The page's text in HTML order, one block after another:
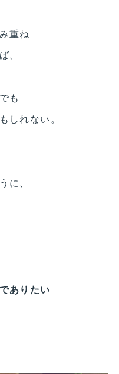
重ね
、
も
しれない。
に、
ありたい